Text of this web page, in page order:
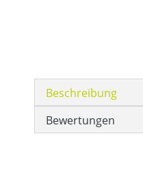
Beschreibung
Bewertungen